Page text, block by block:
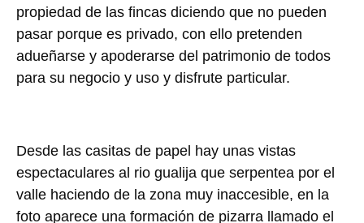
propiedad de las fincas diciendo que no pueden
pasar porque es privado, con ello pretenden
adueñarse y apoderarse del patrimonio de todos
para su negocio y uso y disfrute particular.
Desde las casitas de papel hay unas vistas
espectaculares al rio gualija que serpentea por el
valle haciendo de la zona muy inaccesible, en la
foto aparece una formación de pizarra llamado el